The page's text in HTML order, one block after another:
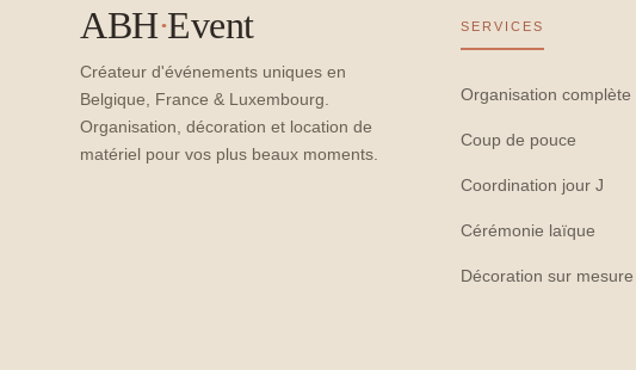
ABH·Event
Créateur d'événements uniques en
Belgique, France & Luxembourg.
Organisation, décoration et location de
matériel pour vos plus beaux moments.
SERVICES
Organisation complète
Coup de pouce
Coordination jour J
Cérémonie laïque
Décoration sur mesure